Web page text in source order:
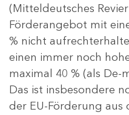
(Mitteldeutsches
Förderangebot mit
% nicht
einen immer noch
maximal 40 % (als De-
Das ist insbesondere
der EU-Förderung aus